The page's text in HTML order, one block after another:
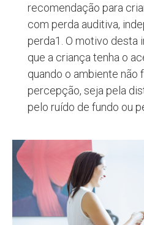
recomendação para
com perda auditiva,
perda1. O motivo desta
que a criança tenha o
quando o ambiente não
percepção, seja pela
pelo ruído de fundo ou